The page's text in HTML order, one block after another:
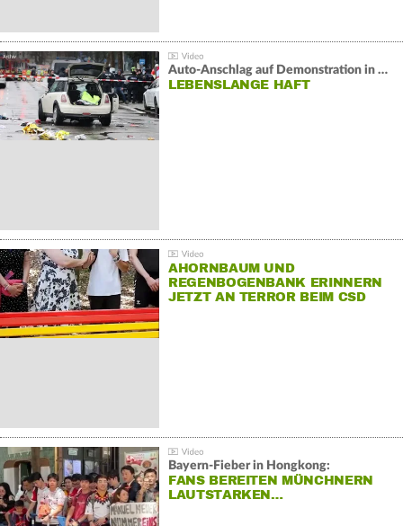
Auto-Anschlag auf Demonstration in München:
LEBENSLANGE HAFT
AHORNBAUM UND
REGENBOGENBANK ERINNERN
JETZT AN TERROR BEIM CSD
Bayern-Fieber in Hongkong:
FANS BEREITEN MÜNCHNERN
LAUTSTARKEN…